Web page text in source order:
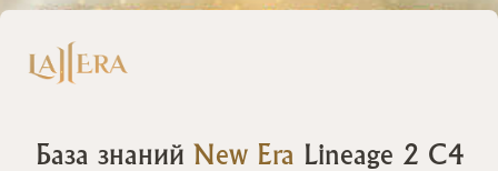
База знаний New Era Lineage 2 C4